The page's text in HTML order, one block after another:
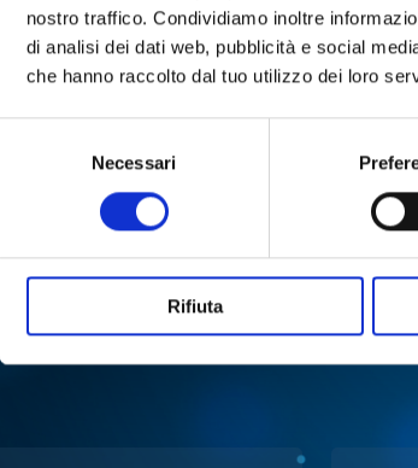
nostro traffico. Condividiamo inoltre
di analisi dei dati web, pubblicità e social
che hanno raccolto dal tuo utilizzo dei loro
Necessari
Rifiuta in: